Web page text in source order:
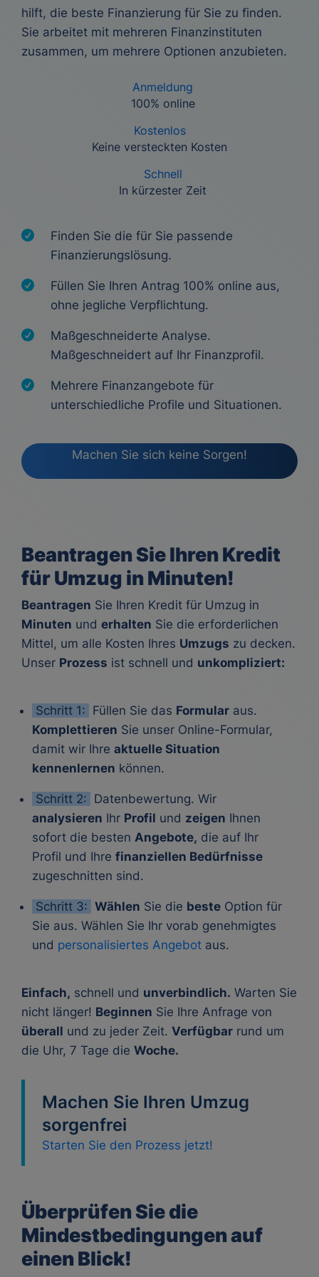
hilft, die beste Finanzierung für Sie zu finden.
Sie arbeitet mit mehreren Finanzinstituten
zusammen, um mehrere Optionen anzubieten.
Anmeldung
100% online
Kostenlos
Keine versteckten Kosten
Schnell
In kürzester Zeit
Finden Sie die für Sie passende
Finanzierungslösung.
Füllen Sie Ihren Antrag 100% online aus,
ohne jegliche Verpflichtung.
Maßgeschneiderte Analyse.
Maßgeschneidert auf Ihr Finanzprofil.
Mehrere Finanzangebote für
unterschiedliche Profile und Situationen.
Machen Sie sich keine Sorgen!
Beantragen Sie Ihren Kredit
für Umzug in Minuten!
Beantragen Sie Ihren Kredit für Umzug in
Minuten und erhalten Sie die erforderlichen
Mittel, um alle Kosten Ihres Umzugs zu decken.
Unser Prozess ist schnell und unkompliziert:
Schritt 1: Füllen Sie das Formular aus.
Komplettieren Sie unser Online-Formular,
damit wir Ihre aktuelle Situation
kennenlernen können.
Schritt 2: Datenbewertung. Wir
analysieren Ihr Profil und zeigen Ihnen
sofort die besten Angebote, die auf Ihr
Profil und Ihre finanziellen Bedürfnisse
zugeschnitten sind.
Schritt 3: Wählen Sie die beste Option für
Sie aus. Wählen Sie Ihr vorab genehmigtes
und personalisiertes Angebot aus.
Einfach, schnell und unverbindlich. Warten Sie
nicht länger! Beginnen Sie Ihre Anfrage von
überall und zu jeder Zeit. Verfügbar rund um
die Uhr, 7 Tage die Woche.
Machen Sie Ihren Umzug
sorgenfrei
Starten Sie den Prozess jetzt!
Überprüfen Sie die
Mindestbedingungen auf
einen Blick!